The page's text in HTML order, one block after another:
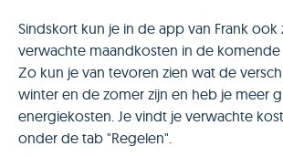
Sindskort kun je in de app van Frank ook
verwachte maandkosten in de komende
Zo kun je van tevoren zien wat de
winter en de zomer zijn en heb je meer
energiekosten. Je vindt je verwachte
onder de tab "Regelen".